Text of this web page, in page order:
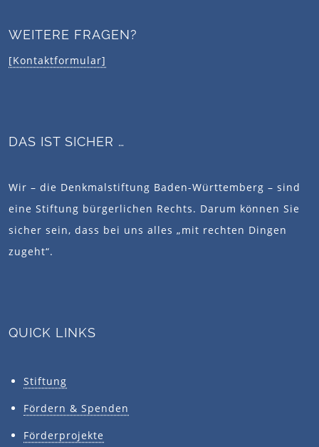
WEITERE FRAGEN?
[Kontaktformular]
DAS IST SICHER …
Wir – die Denkmalstiftung Baden-Württemberg – sind
eine Stiftung bürgerlichen Rechts. Darum können Sie
sicher sein, dass bei uns alles „mit rechten Dingen
zugeht“.
QUICK LINKS
Stiftung
Fördern & Spenden
Förderprojekte